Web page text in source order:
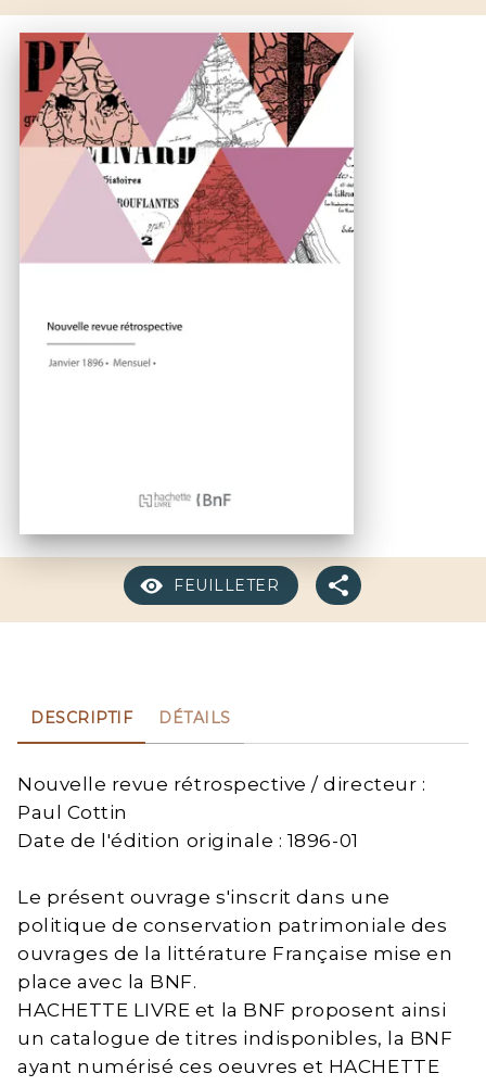
FEUILLETER
DESCRIPTIF DÉTAILS
Nouvelle revue rétrospective / directeur :
Paul Cottin
Date de l'édition originale : 1896-01
Le présent ouvrage s'inscrit dans une
politique de conservation patrimoniale des
ouvrages de la littérature Française mise en
place avec la BNF.
HACHETTE LIVRE et la BNF proposent ainsi
un catalogue de titres indisponibles, la BNF
ayant numérisé ces oeuvres et HACHETTE